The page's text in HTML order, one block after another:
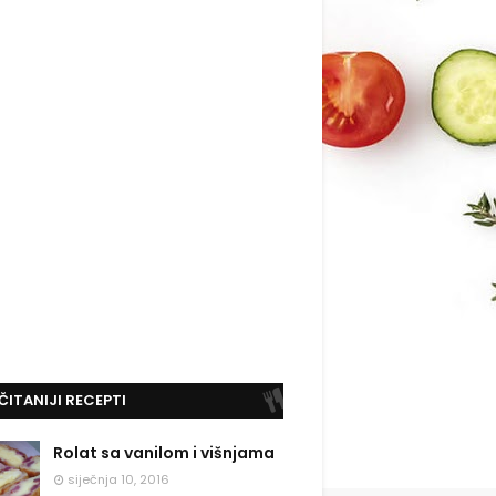
RECEPTI
Rolat sa vanilom i višnjama
siječnja 10, 2016